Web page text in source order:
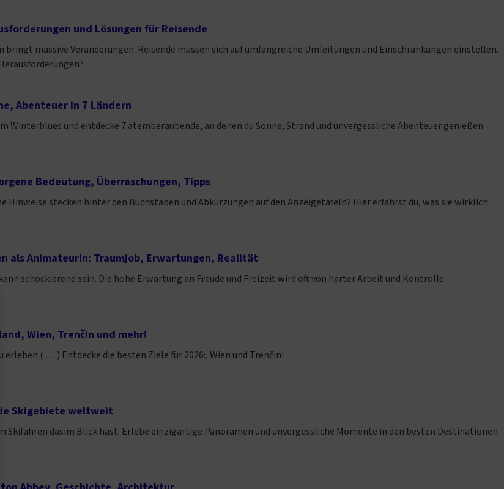
und Lösungen für Reisende
massive Veränderungen. Reisende müssen sich auf umfangreiche Umleitungen und Einschränkungen einstellen.
Abenteuer in 7 Ländern
Winterblues und entdecke 7 atemberaubende, an denen du Sonne, Strand und unvergessliche Abenteuer genießen
Bedeutung, Überraschungen, Tipps
Hinweise stecken hinter den Buchstaben und Abkürzungen auf den Anzeigetafeln? Hier erfährst du, was sie wirklich
als Animateurin: Traumjob, Erwartungen, Realität
schockierend sein. Die hohe Erwartung an Freude und Freizeit wird oft von harter Arbeit und Kontrolle
Wien, Trenčin und mehr!
( … ) Entdecke die besten Ziele für 2026:, Wien und Trenčin!
Skigebiete weltweit
Skifahren dasim Blick hast. Erlebe einzigartige Panoramen und unvergessliche Momente in den besten Destinationen